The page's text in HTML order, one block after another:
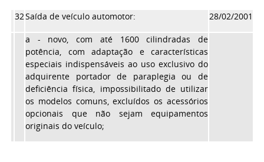
32Saída de veículo automotor: 28/02/2001
a - novo, com até 1600 cilindradas de
potência, com adaptação e características
especiais indispensáveis ao uso exclusivo do
adquirente portador de paraplegia ou de
deficiência física, impossibilitado de utilizar
os modelos comuns, excluídos os acessórios
opcionais que não sejam equipamentos
originais do veículo;